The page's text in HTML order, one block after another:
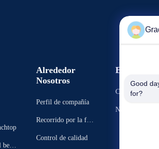
benc
Alrededor
Nosotros
Perfil de compañía
Recorrido por la fábr
Control de calidad
Eventos
Casos de trabajo
Noticias
Good
for?